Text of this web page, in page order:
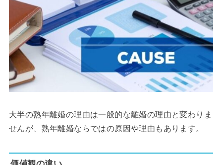
大半の熟年離婚の理由は一般的な離婚の理由と変わりま
せんが、熟年離婚ならではの原因や理由もあります。